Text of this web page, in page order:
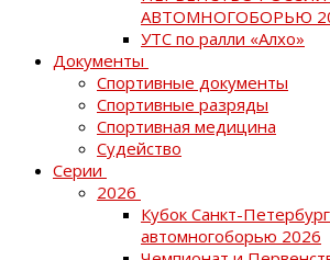
АВТОМНОГОБОРЬЮ
УТС по ралли «Алхо»
Документы
Спортивные документы
Спортивные разряды
Спортивная медицина
Судейство
Серии
2026
Кубок Санкт-
автомногоборью 2026